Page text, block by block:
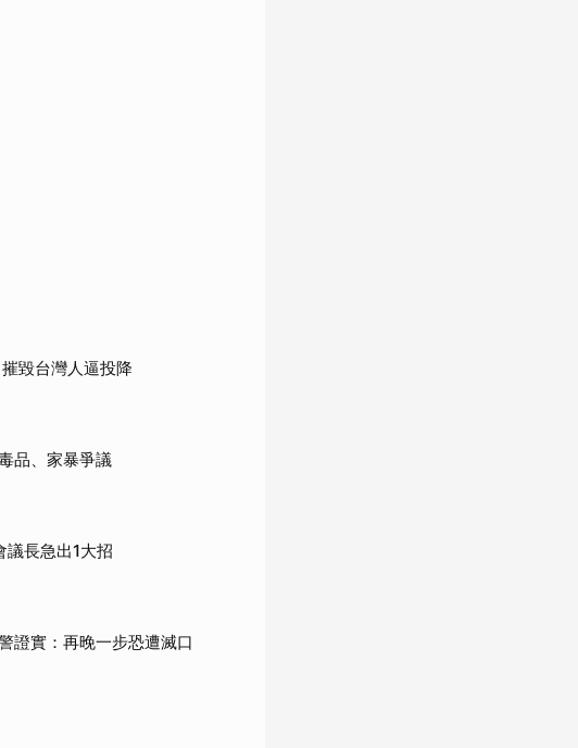
毀台灣人逼投降
品、家暴爭議
長急出1大招
證實：再晚一步恐遭滅口